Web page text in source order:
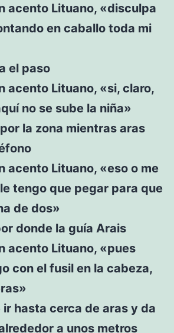
acento Lituano, «disculpa
en caballo toda mi
el paso
acento Lituano, «si, claro,
no se sube la niña»
la zona mientras aras
acento Lituano, «eso o me
tengo que pegar para que
de dos»
donde la guía Arais
acento Lituano, «pues
con el fusil en la cabeza,
ir hasta cerca de aras y da
a unos metros